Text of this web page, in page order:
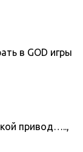
в GOD игры
привод…..,